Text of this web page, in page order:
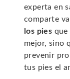
experta en
comparte
los pies que
mejor, sino
prevenir
tus pies el